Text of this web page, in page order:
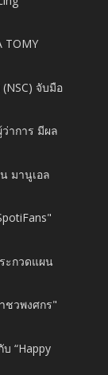
TOMY
จับมือ
าการ มีผล
มานูเอล
ะกวดแผน
ชวพงศกร"
“Happy